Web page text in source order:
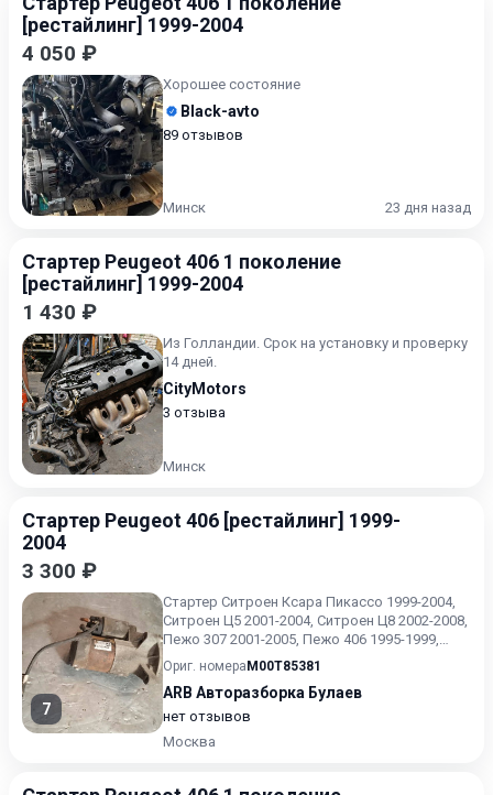
[рестайлинг] 1999-2004
4 050 ₽
Хорошее состояние
Black-avto
89 отзывов
Минск 23 дня назад
Стартер Peugeot 406 1 поколение
[рестайлинг] 1999-2004
1 430 ₽
Из Голландии. Срок на установку и проверку
14 дней.
CityMotors
3 отзыва
Минск
Стартер Peugeot 406 [рестайлинг] 1999-
2004
3 300 ₽
7
Стартер Ситроен Ксара Пикассо 1999-2004,
Ситроен Ц5 2001-2004, Ситроен Ц8 2002-2008,
Пежо 307 2001-2005, Пежо 406 1995-1999,
Пежо 607 2000-2...
Ориг. номера M00T85381
ARB Авторазборка Булаев
нет отзывов
Москва